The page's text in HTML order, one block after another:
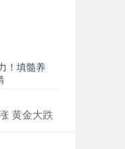
！填髓养
黄金大跌